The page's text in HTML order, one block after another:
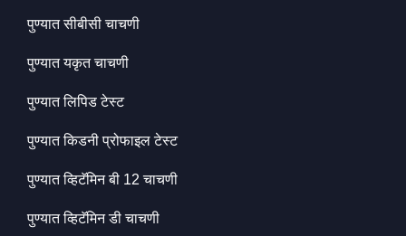
पुण्यात सीबीसी चाचणी
पुण्यात यकृत चाचणी
पुण्यात लिपिड टेस्ट
पुण्यात किडनी प्रोफाइल टेस्ट
पुण्यात व्हिटॅमिन बी 12 चाचणी
पुण्यात व्हिटॅमिन डी चाचणी